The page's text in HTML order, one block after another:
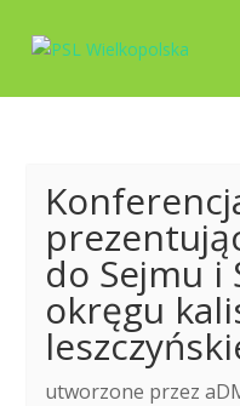
do Sejmu i
okręgu
utworzone przez